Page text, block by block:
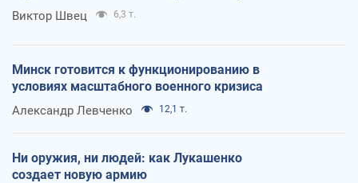
Виктор Швец 6,3 т.
Минск готовится к функционированию в
условиях масштабного военного кризиса
Александр Левченко 12,1 т.
Ни оружия, ни людей: как Лукашенко
создает новую армию